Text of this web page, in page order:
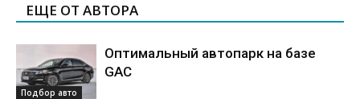
ЕЩЕ ОТ АВТОРА
Подбор авто
Оптимальный автопарк на базе
GAC